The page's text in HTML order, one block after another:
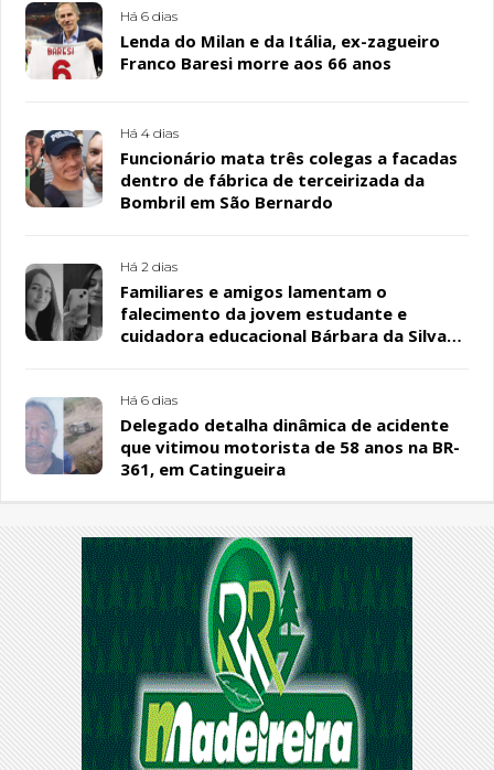
Há 6 dias
Lenda do Milan e da Itália, ex-zagueiro
Franco Baresi morre aos 66 anos
Há 4 dias
Funcionário mata três colegas a facadas
dentro de fábrica de terceirizada da
Bombril em São Bernardo
Há 2 dias
Familiares e amigos lamentam o
falecimento da jovem estudante e
cuidadora educacional Bárbara da Silva
Há 6 dias
Delegado detalha dinâmica de acidente
que vitimou motorista de 58 anos na BR-
361, em Catingueira